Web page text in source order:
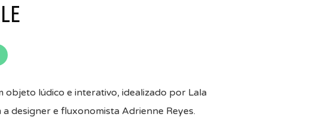
objeto lúdico e interativo, idealizado por Lala
a designer e fluxonomista Adrienne Reyes.⁣